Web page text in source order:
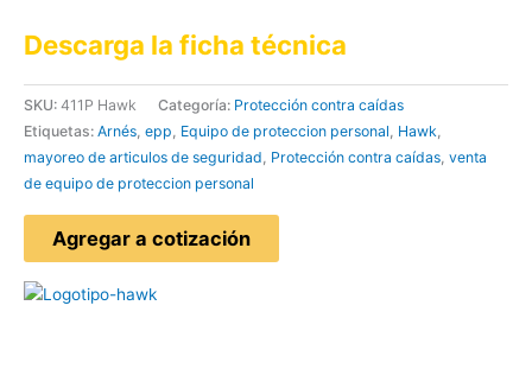
Descarga la ficha técnica
SKU: 411P Hawk Categoría: Protección contra caídas
Etiquetas: Arnés, epp, Equipo de proteccion personal, Hawk,
mayoreo de articulos de seguridad, Protección contra caídas, venta
de equipo de proteccion personal
Agregar a cotización